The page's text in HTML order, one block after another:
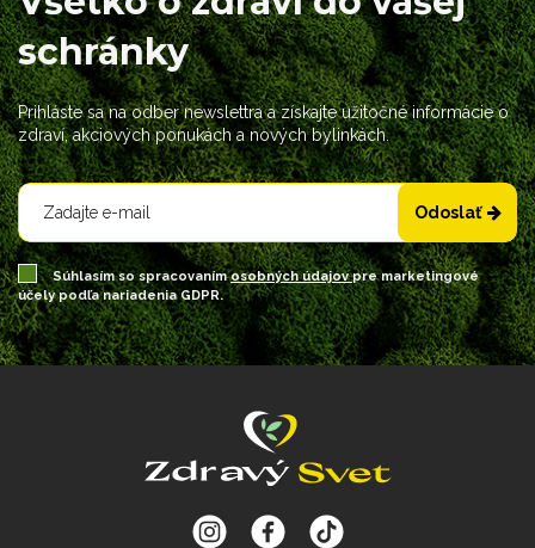
schránky
Prihláste sa na odber newslettra a získajte užitočné informácie o
zdraví, akciových ponukách a nových bylinkách.
Odoslať
Súhlasím so spracovanímosobných údajovpre marketingové
účely podľa nariadenia GDPR.